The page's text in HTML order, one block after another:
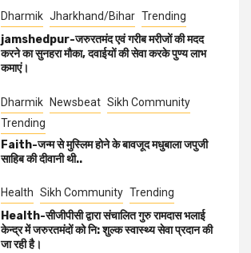
Dharmik Jharkhand/Bihar Trending
jamshedpur-जरुरतमंद एवं गरीब मरीजों की मदद
करने का सुनहरा मौका, दवाईयों की सेवा करके पुण्य लाभ
कमाएं।
Dharmik Newsbeat Sikh Community
Trending
Faith-जन्म से मुस्लिम होने के बावजूद मधुबाला जपुजी
साहिब की दीवानी थी..
Health Sikh Community Trending
Health-सीजीपीसी द्वारा संचालित गुरु रामदास भलाई
केन्द्र में जरुरतमंदों को नि: शुल्क स्वास्थ्य सेवा प्रदान की
जा रही है।